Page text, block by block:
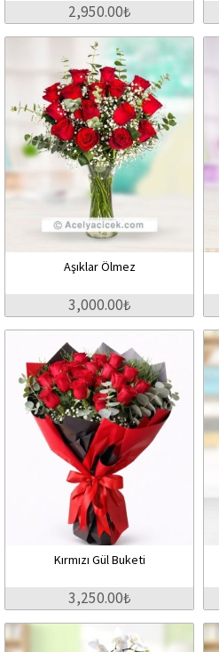
2,950.00₺
Aşıklar Ölmez
3,000.00₺
Kırmızı Gül Buketi
3,250.00₺